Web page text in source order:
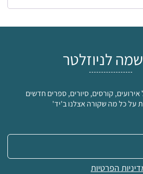
לניוזלטר
קורסים, סיורים, ספרים חדשים
על כל מה שקורה אצלנו ב'יד'
הפרטיות